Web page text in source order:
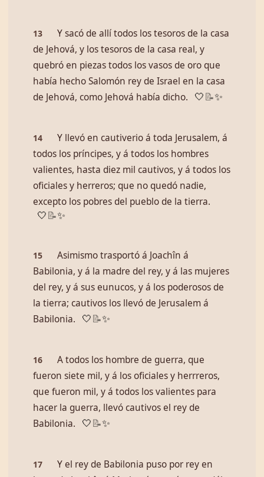
13
Y sacó de allí todos los tesoros de la casa
de Jehová, y los tesoros de la casa real, y
quebró en piezas todos los vasos de oro que
había hecho Salomón rey de Israel en la casa
de Jehová, como Jehová había dicho.
🤍 📝✨
14
Y llevó en cautiverio á toda Jerusalem, á
todos los príncipes, y á todos los hombres
valientes, hasta diez mil cautivos, y á todos los
oficiales y herreros; que no quedó nadie,
excepto los pobres del pueblo de la tierra.
🤍 📝✨
15
Asimismo trasportó á Joachîn á
Babilonia, y á la madre del rey, y á las mujeres
del rey, y á sus eunucos, y á los poderosos de
la tierra; cautivos los llevó de Jerusalem á
Babilonia.
🤍 📝✨
16
A todos los hombre de guerra, que
fueron siete mil, y á los oficiales y herrreros,
que fueron mil, y á todos los valientes para
hacer la guerra, llevó cautivos el rey de
Babilonia.
🤍 📝✨
17
Y el rey de Babilonia puso por rey en